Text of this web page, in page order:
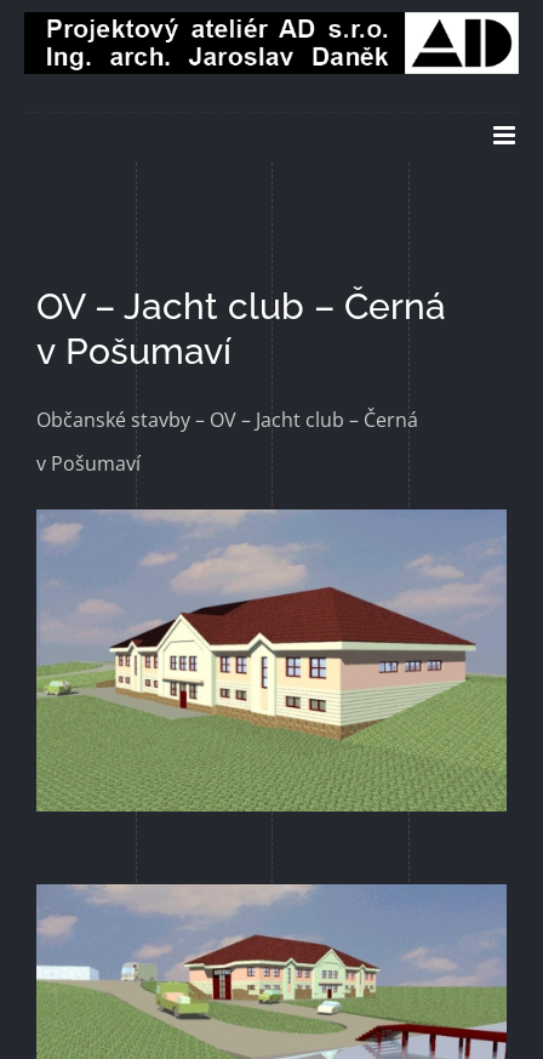
Přeskočit
OV – Jacht club – Černá
v Pošumaví
Občanské stavby – OV – Jacht club – Černá
v Pošumaví